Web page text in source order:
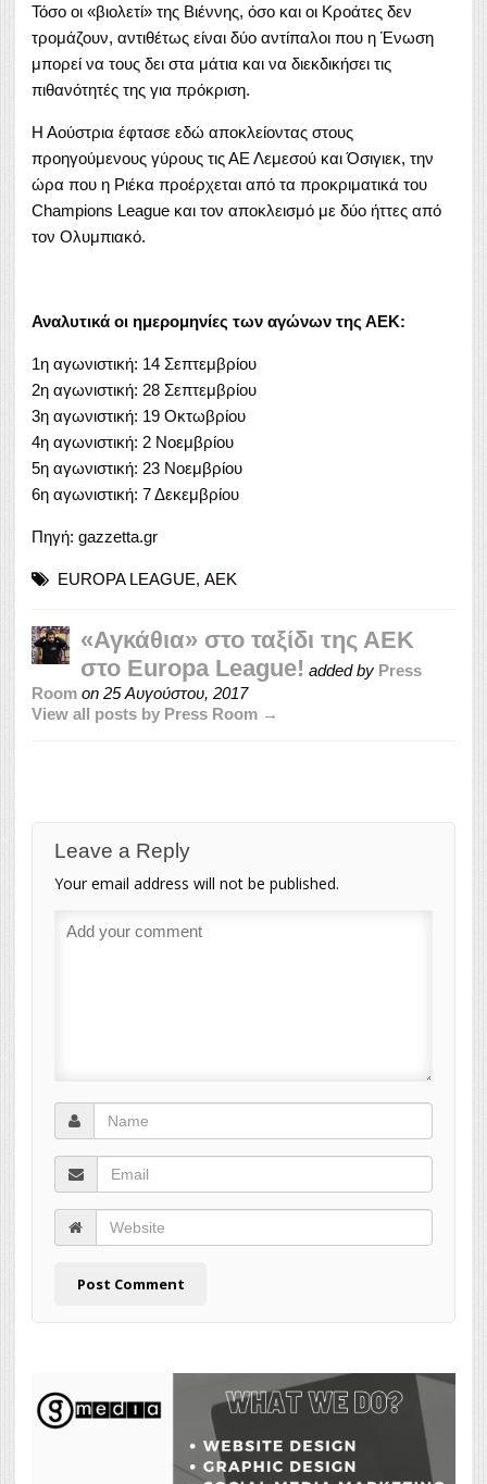
Τόσο οι «βιολετί» της Βιέννης, όσο και οι Κροάτες δεν
τρομάζουν, αντιθέτως είναι δύο αντίπαλοι που η Ένωση
μπορεί να τους δει στα μάτια και να διεκδικήσει τις
πιθανότητές της για πρόκριση.
Η Αούστρια έφτασε εδώ αποκλείοντας στους
προηγούμενους γύρους τις ΑΕ Λεμεσού και Όσιγιεκ, την
ώρα που η Ριέκα προέρχεται από τα προκριματικά του
Champions League και τον αποκλεισμό με δύο ήττες από
τον Ολυμπιακό.
Αναλυτικά οι ημερομηνίες των αγώνων της ΑΕΚ:
1η αγωνιστική: 14 Σεπτεμβρίου
2η αγωνιστική: 28 Σεπτεμβρίου
3η αγωνιστική: 19 Οκτωβρίου
4η αγωνιστική: 2 Νοεμβρίου
5η αγωνιστική: 23 Νοεμβρίου
6η αγωνιστική: 7 Δεκεμβρίου
Πηγή: gazzetta.gr
EUROPA LEAGUE, ΑΕΚ
«Αγκάθια» στο ταξίδι της ΑΕΚ
στο Europa League! added by Press
Room on 25 Αυγούστου, 2017
View all posts by Press Room →
Leave a Reply
Your email address will not be published.